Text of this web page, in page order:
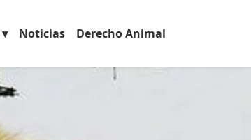
Noticias Derecho Animal